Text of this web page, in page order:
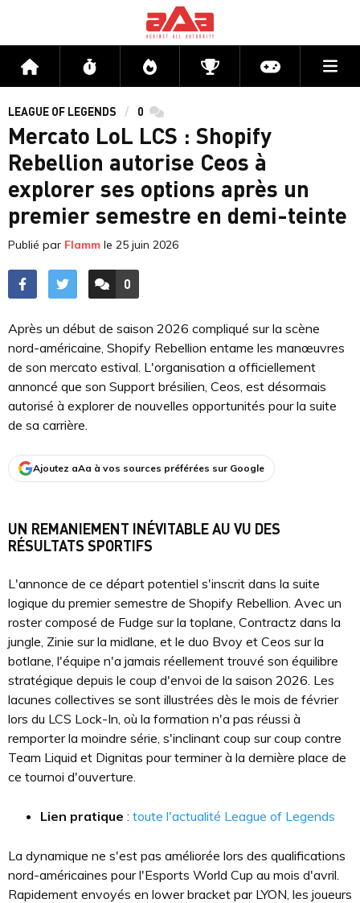
Accueil Flux Directs CompétitionsActu jeux
LEAGUE OF LEGENDS 0 commentaires
Mercato LoL LCS : Shopify
Rebellion autorise Ceos à
explorer ses options après un
premier semestre en demi-teinte
Publié par Flamm le 25 juin 2026
ACCÉDER AUX
0
COMMENTAIRES
Après un début de saison 2026 compliqué sur la scène
nord-américaine, Shopify Rebellion entame les manœuvres
de son mercato estival. L'organisation a officiellement
annoncé que son Support brésilien, Ceos, est désormais
autorisé à explorer de nouvelles opportunités pour la suite
de sa carrière.
Ajoutez aAa à vos sources préférées sur Google
UN REMANIEMENT INÉVITABLE AU VU DES
RÉSULTATS SPORTIFS
L'annonce de ce départ potentiel s'inscrit dans la suite
logique du premier semestre de Shopify Rebellion. Avec un
roster composé de Fudge sur la toplane, Contractz dans la
jungle, Zinie sur la midlane, et le duo Bvoy et Ceos sur la
botlane, l'équipe n'a jamais réellement trouvé son équilibre
stratégique depuis le coup d'envoi de la saison 2026. Les
lacunes collectives se sont illustrées dès le mois de février
lors du LCS Lock-In, où la formation n'a pas réussi à
remporter la moindre série, s'inclinant coup sur coup contre
Team Liquid et Dignitas pour terminer à la dernière place de
ce tournoi d'ouverture.
Lien pratique : toute l'actualité League of Legends
La dynamique ne s'est pas améliorée lors des qualifications
nord-américaines pour l'Esports World Cup au mois d'avril.
Rapidement envoyés en lower bracket par LYON, les joueurs